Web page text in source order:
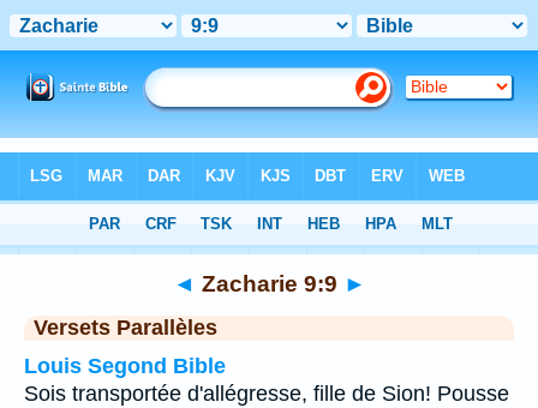
Chapitre 9 > Verset 9
◄ Zacharie 9:9 ►
Versets Parallèles
Louis Segond Bible
Sois transportée d'allégresse, fille de Sion! Pousse